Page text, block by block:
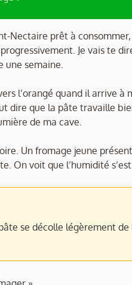
Nectaire prêt à
Je vais te
une semaine.
l’orangé quand il arrive à
dire que la pâte travaille
de ma cave.
Un fromage jeune
On voit que l’humidité
se décolle légèrement